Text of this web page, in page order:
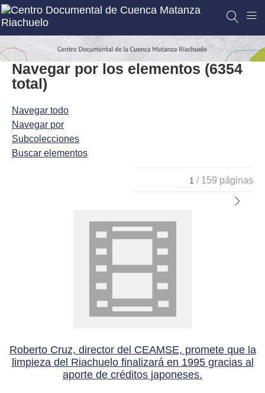
Navegar por los elementos (6354
total)
Navegar todo
Navegar por
Subcolecciones
Buscar elementos
/ 159 páginas
Roberto Cruz, director del CEAMSE, promete que la
limpieza del Riachuelo finalizará en 1995 gracias al
aporte de créditos japoneses.